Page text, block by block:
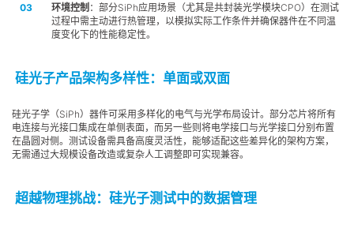
环境控制 ：部分SiPh应用场景（尤其是共封装光学模块CPO）在测试
过程中需主动进行热管理，以模拟实际工作条件并确保器件在不同温
度变化下的性能稳定性。
硅光子产品架构多样性：单面或双面
硅光子学（SiPh）器件可采用多样化的电气与光学布局设计。部分芯片将所有
电连接与光接口集成在单侧表面，而另一些则将电学接口与光学接口分别布置
在晶圆对侧。测试设备需具备高度灵活性，能够适配这些差异化的架构方案，
无需通过大规模设备改造或复杂人工调整即可实现兼容。
超越物理挑战：硅光子测试中的数据管理